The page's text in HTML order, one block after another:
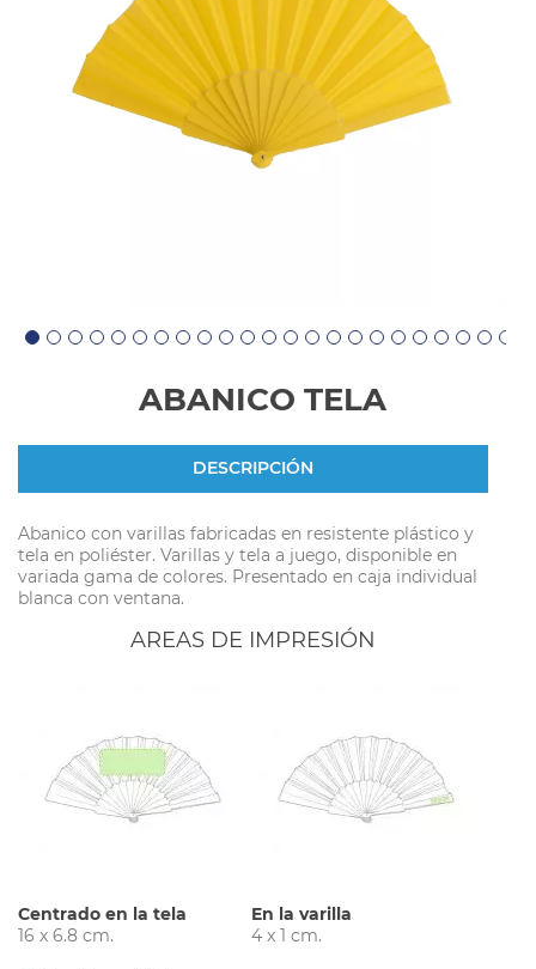
ABANICO TELA
DESCRIPCIÓN
Abanico con varillas fabricadas en resistente plástico y
tela en poliéster. Varillas y tela a juego, disponible en
variada gama de colores. Presentado en caja individual
blanca con ventana.
AREAS DE IMPRESIÓN
Centrado en la tela
16 x 6.8 cm.
En la varilla
4 x 1 cm.